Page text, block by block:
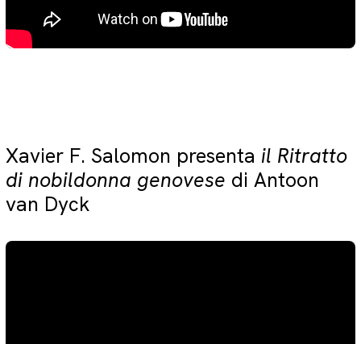
Xavier F. Salomon presenta il Ritratto
di nobildonna genovese di Antoon
van Dyck